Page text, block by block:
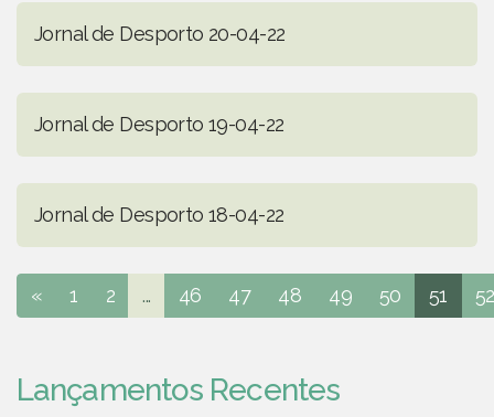
Jornal de Desporto 20-04-22
Jornal de Desporto 19-04-22
Jornal de Desporto 18-04-22
« 1 2 ... 46 47 48 49 50 51 52
Lançamentos Recentes